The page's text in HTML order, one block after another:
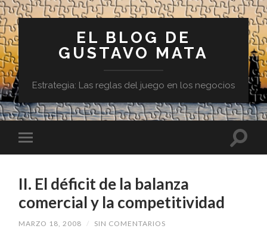
EL BLOG DE
GUSTAVO MATA
Estrategia: Las reglas del juego en los negocios
II. El déficit de la balanza
comercial y la competitividad
MARZO 18, 2008 / SIN COMENTARIOS